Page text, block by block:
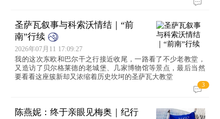
圣萨瓦叙事与科索沃情结｜“前
南”行续
2026年07月11 17:09:27
我的这次东欧和巴尔干之行接近收尾，一路看了不少老教堂，
又造访了贝尔格莱德的老城堡、几家博物馆等景点，最后当然
要看看这座簇新却又浓缩着历史坎坷的圣萨瓦大教堂
3
陈燕妮：终于亲眼见梅奥｜纪行